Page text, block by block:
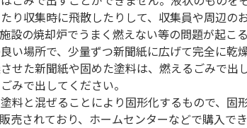
り収集時に飛散したりして、収集員や周辺の
設の焼却炉でうまく燃えない等の問題が起こ
い場所で、少量ずつ新聞紙に広げて完全に
せた新聞紙や固めた塗料は、燃えるごみで出
みで出してください。
料と混ぜることにより固形化するもので、固
売されており、ホームセンターなどで購入でき